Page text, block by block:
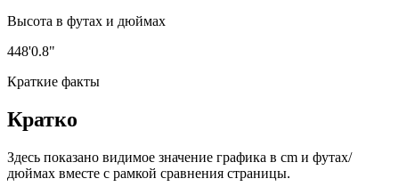
Высота в футах и дюймах
448'0.8"
Краткие факты
Кратко
Здесь показано видимое значение графика в cm и футах/
дюймах вместе с рамкой сравнения страницы.